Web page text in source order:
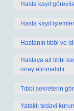
Hasta kayıt
Hasta kayıt
Hastanın tıbbi ve
Hastaya ait tıbbi
onay alınmalıdır
Tıbbi sekreterin
Yataklı tedavi